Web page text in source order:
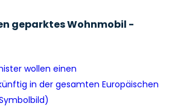
geparktes Wohnmobil -